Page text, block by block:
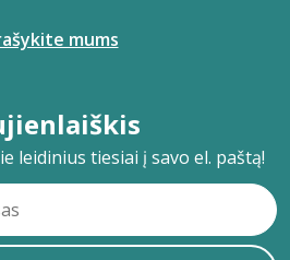
mums
leidinius tiesiai į savo el. paštą!